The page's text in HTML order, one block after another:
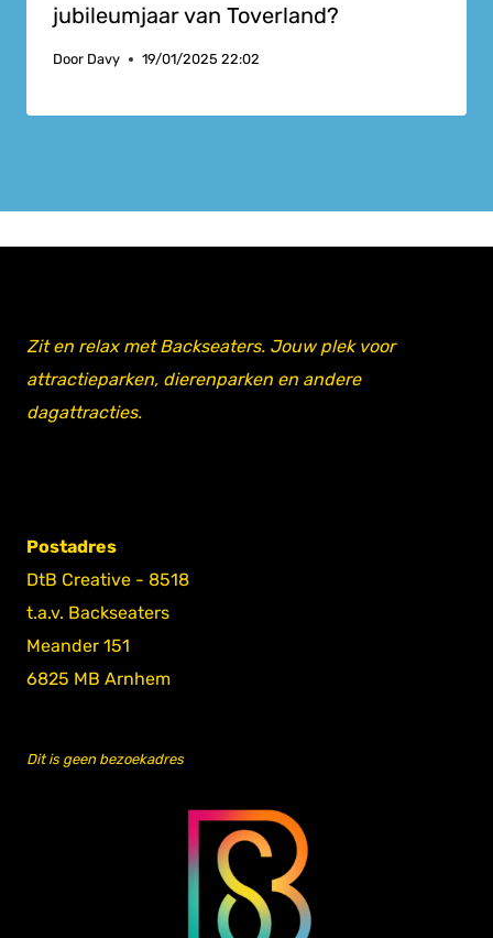
jubileumjaar van Toverland?
Door Davy 19/01/2025 22:02
Zit en relax met Backseaters. Jouw plek voor
attractieparken, dierenparken en andere
dagattracties.
Postadres
DtB Creative - 8518
t.a.v. Backseaters
Meander 151
6825 MB Arnhem
Dit is geen bezoekadres